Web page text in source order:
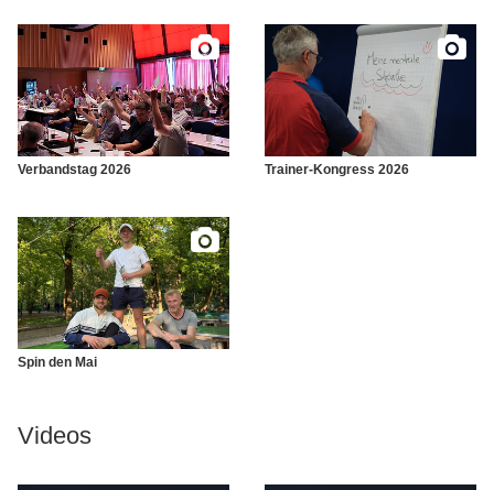
Verbandstag 2026 Trainer-Kongress 2026
Spin den Mai
Videos